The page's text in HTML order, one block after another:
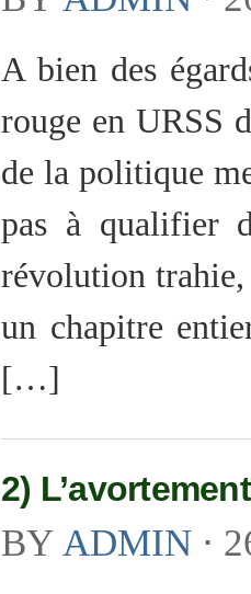
A bien des
rouge en URSS
de la politique
pas à qualifier
révolution trahie,
un chapitre
[…]
2)
BY ADMIN ⋅